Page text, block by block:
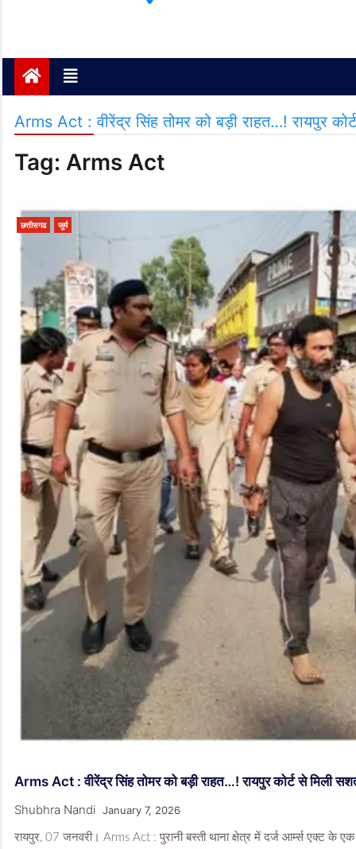
Arms Act : वीरेंद्र सिंह तोमर को बड़ी राहत…! रायपुर
Tag: Arms Act
छत्तीसगढ जुर्म
Arms Act : वीरेंद्र सिंह तोमर को बड़ी राहत…! रायपुर कोर्ट से मिली
Shubhra Nandi January 7, 2026
रायपुर, 07 जनवरी। Arms Act : पुरानी बस्ती थाना क्षेत्र में दर्ज आर्म्स एक्ट के